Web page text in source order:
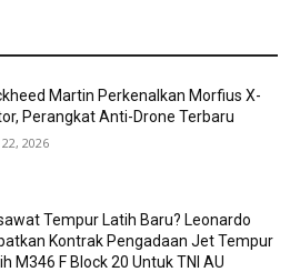
Martin Perkenalkan Morfius X-
Perangkat Anti-Drone Terbaru
22, 2026
Tempur Latih Baru? Leonardo
Kontrak Pengadaan Jet Tempur
M346 F Block 20 Untuk TNI AU